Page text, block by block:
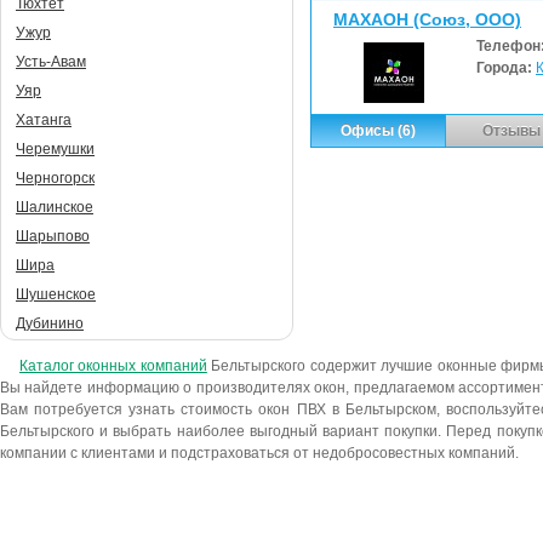
МАХАОН (Союз, ООО)
Города:
Офисы (6) Отзывы
Тюхтет
Ужур
Усть-Авам
Уяр
Хатанга
Черемушки
Черногорск
Шалинское
Шарыпово
Шира
Шушенское
Дубинино
Каталог оконных компаний Бельтырского содержит лучшие оконные
Вы найдете информацию о производителях окон, предлагаемом
Вам потребуется узнать стоимость окон ПВХ в Бельтырском,
Бельтырского и выбрать наиболее выгодный вариант покупки. Перед
компании с клиентами и подстраховаться от недобросовестных компаний.